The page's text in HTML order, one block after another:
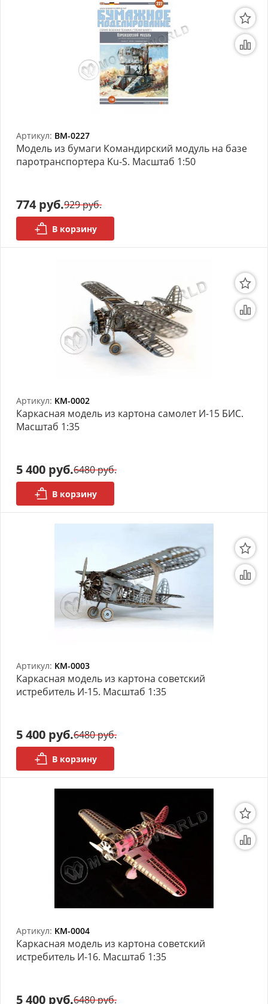
Рабочая станция
Деревянные ламели
Рейки из ценных пород
Деревянные бруски
Основания под модели
Подставки под миниатюры
моделей
Деревянные 3D модели
Деревянные шкатулки
Инструмент
Нестандартные заготовки
Авиационная фанера
Модели из ФП смолы
АРХИВ
Артикул: BM-0227
Модель из бумаги Командирский модуль на базе
паротранспортера Ku-S. Масштаб 1:50
774 руб.929 руб.
В корзину
Артикул: KM-0002
Каркасная модель из картона самолет И-15 БИС.
Масштаб 1:35
5 400 руб.6480 руб.
В корзину
Артикул: KM-0003
Каркасная модель из картона советский
истребитель И-15. Масштаб 1:35
5 400 руб.6480 руб.
В корзину
Артикул: KM-0004
Каркасная модель из картона советский
истребитель И-16. Масштаб 1:35
5 400 руб.6480 руб.